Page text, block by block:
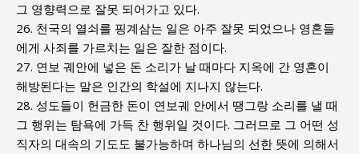
그 영향력으로 잘못 되어가고 있다.
26. 천국의 열쇠를 핑계삼는 일은 아주 잘못 되었으나 영혼들
에게 사죄를 가르치는 일은 잘한 점이다.
27. 연보 궤안에 넣은 돈 소리가 날 때마다 지옥에 간 영혼이
해방된다는 말은 인간의 학설에 지나지 않는다.
28. 성도들이 헌금한 돈이 연보궤 안에서 땡그랑 소리를 낼 때
그 행위는 탐욕에 가득 찬 행위일 것이다. 그러므로 그 어떤 성
직자의 대속의 기도도 불가능하며 하나님의 선한 뜻에 의해서